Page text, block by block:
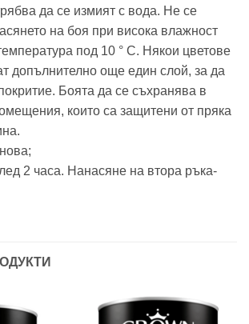
да се измият с вода. Не се
на боя при висока влажност
под 10 ° C. Някои цветове
допълнително още един слой, за да
Боята да се съхранява в
които са защитени от пряка
2 часа. Нанасяне на втора ръка-